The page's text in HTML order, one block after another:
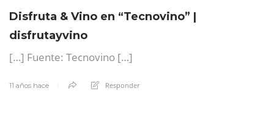
Disfruta & Vino en “Tecnovino” |
disfrutayvino
[…] Fuente: Tecnovino […]
11 años hace Responder